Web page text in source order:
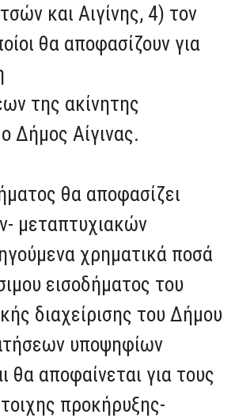
και Αιγίνης, 4) τον
θα αποφασίζουν για
της ακίνητης
Δήμος Αίγινας.
θα αποφασίζει
μεταπτυχιακών
χρηματικά ποσά
εισοδήματος του
διαχείρισης του Δήμου
υποψηφίων
θα αποφαίνεται για τους
προκήρυξης-